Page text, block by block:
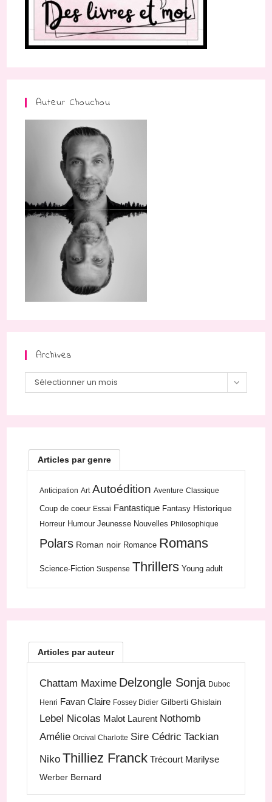
Auteur Chouchou
Archives
Archives
Sélectionner un mois
Articles par genre
Anticipation Art Autoédition Aventure Classique
Coup de coeur Essai Fantastique Fantasy Historique
Horreur Humour Jeunesse Nouvelles Philosophique
Polars Roman noir Romance Romans
Science-Fiction Suspense Thrillers Young adult
Articles par auteur
Chattam Maxime Delzongle Sonja Duboc
Henri Favan Claire Fossey Didier Gilberti Ghislain
Lebel Nicolas Malot Laurent Nothomb
Amélie Orcival Charlotte Sire Cédric Tackian
Niko Thilliez Franck Trécourt Marilyse
Werber Bernard